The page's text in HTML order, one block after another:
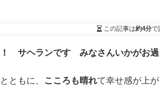
この記事は約4分で
！ サヘランです みなさんいかがお過
とともに、 こころも晴れて幸せ感が上が